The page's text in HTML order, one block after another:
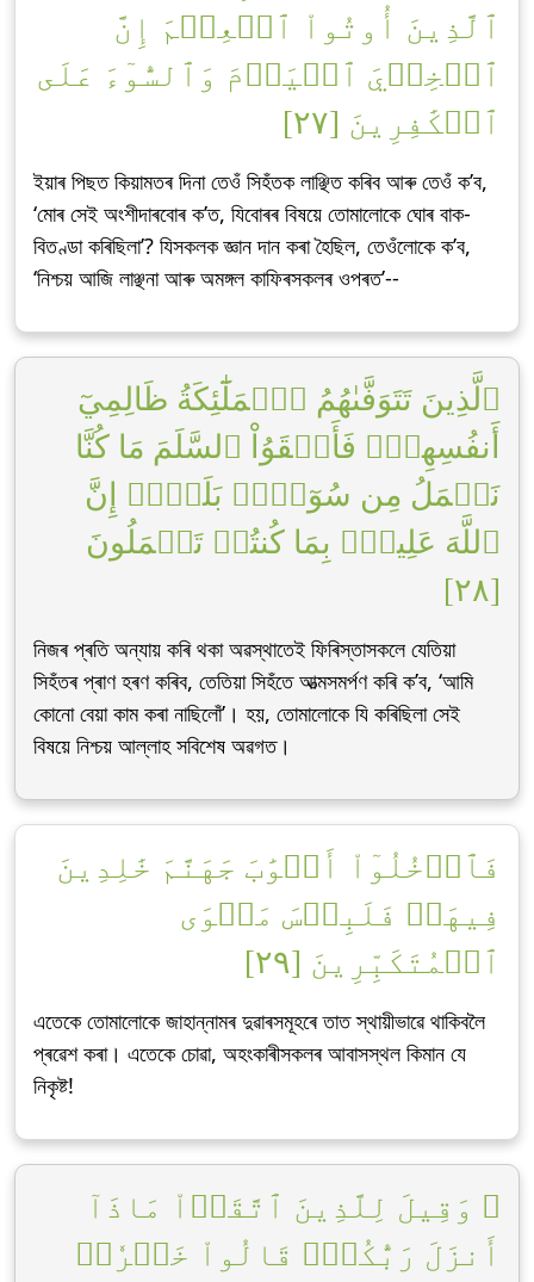
ٱلَّذِينَ أُوتُواْ ٱلۡعِلۡمَ إِنَّ
ٱلۡخِزۡيَ ٱلۡيَوۡمَ وَٱلسُّوٓءَ عَلَى
ٱلۡكَٰفِرِينَ [٢٧]
ইয়াৰ পিছত কিয়ামতৰ দিনা তেওঁ সিহঁতক লাঞ্ছিত কৰিব আৰু তেওঁ ক’ব,
‘মোৰ সেই অংশীদাৰবোৰ ক’ত, যিবোৰৰ বিষয়ে তোমালোকে ঘোৰ বাক-
বিতণ্ডা কৰিছিলা’? যিসকলক জ্ঞান দান কৰা হৈছিল, তেওঁলোকে ক’ব,
‘নিশ্চয় আজি লাঞ্ছনা আৰু অমঙ্গল কাফিৰসকলৰ ওপৰত’--
ٱلَّذِينَ تَتَوَفَّىٰهُمُ ٱلۡمَلَٰٓئِكَةُ ظَالِمِيٓ
أَنفُسِهِمۡۖ فَأَلۡقَوُاْ ٱلسَّلَمَ مَا كُنَّا
نَعۡمَلُ مِن سُوٓءِۭۚ بَلَىٰٓۚ إِنَّ
ٱللَّهَ عَلِيمُۢ بِمَا كُنتُمۡ تَعۡمَلُونَ
[٢٨]
নিজৰ প্ৰতি অন্যায় কৰি থকা অৱস্থাতেই ফিৰিস্তাসকলে যেতিয়া
সিহঁতৰ প্ৰাণ হৰণ কৰিব, তেতিয়া সিহঁতে আত্মসমৰ্পণ কৰি ক’ব, ‘আমি
কোনো বেয়া কাম কৰা নাছিলোঁ’। হয়, তোমালোকে যি কৰিছিলা সেই
বিষয়ে নিশ্চয় আল্লাহ সবিশেষ অৱগত।
فَٱدۡخُلُوٓاْ أَبۡوَٰبَ جَهَنَّمَ خَٰلِدِينَ
فِيهَاۖ فَلَبِئۡسَ مَثۡوَى
ٱلۡمُتَكَبِّرِينَ [٢٩]
এতেকে তোমালোকে জাহান্নামৰ দুৱাৰসমূহৰে তাত স্থায়ীভাৱে থাকিবলৈ
প্ৰৱেশ কৰা। এতেকে চোৱা, অহংকাৰীসকলৰ আবাসস্থল কিমান যে
নিকৃষ্ট!
۞ وَقِيلَ لِلَّذِينَ ٱتَّقَوۡاْ مَاذَآ
أَنزَلَ رَبُّكُمۡۚ قَالُواْ خَيۡرٗاۗ